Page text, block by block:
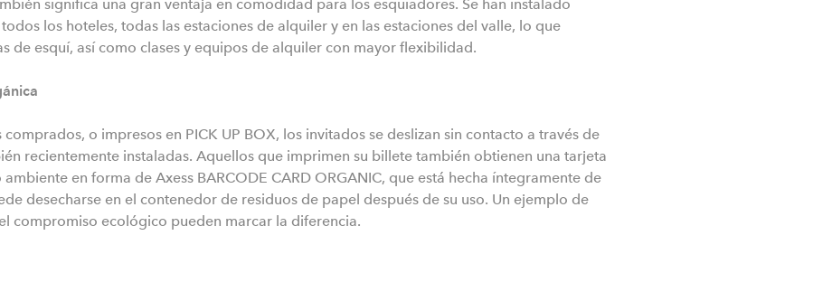
significa una gran ventaja en comodidad para los esquiadores. Se han instalado
los hoteles, todas las estaciones de alquiler y en las estaciones del valle, lo que
de esquí, así como clases y equipos de alquiler con mayor flexibilidad.
o impresos en PICK UP BOX, los invitados se deslizan sin contacto a través de
recientemente instaladas. Aquellos que imprimen su billete también obtienen una tarjeta
en forma de Axess BARCODE CARD ORGANIC, que está hecha íntegramente de
desecharse en el contenedor de residuos de papel después de su uso. Un ejemplo de
compromiso ecológico pueden marcar la diferencia.